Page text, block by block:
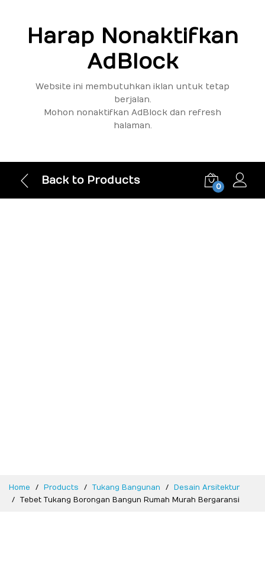
Harap Nonaktifkan
AdBlock
Website ini membutuhkan iklan untuk tetap
berjalan.
Mohon nonaktifkan AdBlock dan refresh
halaman.
Back to Products
0
Home Products Tukang Bangunan
Desain Arsitektur
Tebet Tukang Borongan Bangun Rumah Murah Bergaransi